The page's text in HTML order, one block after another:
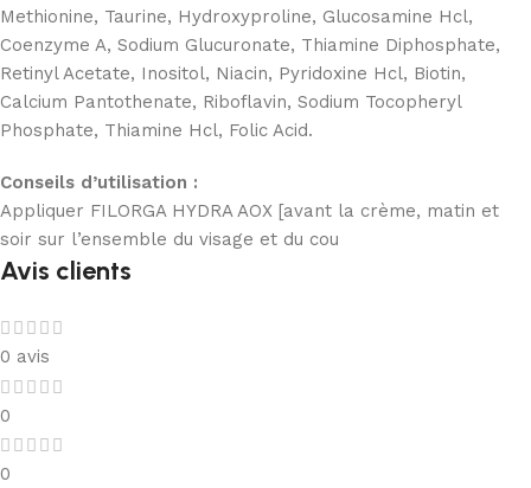
Methionine, Taurine, Hydroxyproline, Glucosamine Hcl,
Coenzyme A, Sodium Glucuronate, Thiamine Diphosphate,
Retinyl Acetate, Inositol, Niacin, Pyridoxine Hcl, Biotin,
Calcium Pantothenate, Riboflavin, Sodium Tocopheryl
Phosphate, Thiamine Hcl, Folic Acid.
Conseils d’utilisation :
Appliquer FILORGA HYDRA AOX [avant la crème, matin et
soir sur l’ensemble du visage et du cou
Avis clients
0 avis
0
0